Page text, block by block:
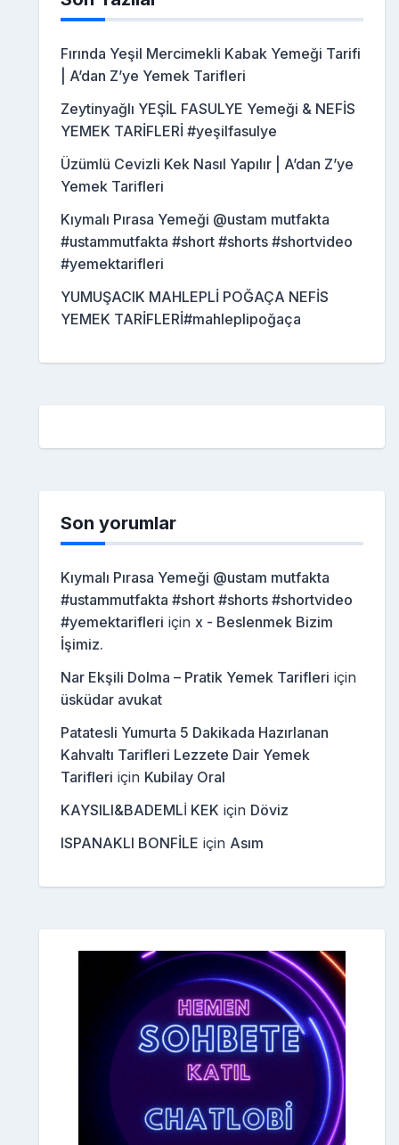
Fırında Yeşil Mercimekli Kabak Yemeği Tarifi
| A’dan Z’ye Yemek Tarifleri
Zeytinyağlı YEŞİL FASULYE Yemeği & NEFİS
YEMEK TARİFLERİ #yeşilfasulye
Üzümlü Cevizli Kek Nasıl Yapılır | A’dan Z’ye
Yemek Tarifleri
Kıymalı Pırasa Yemeği @ustam mutfakta
#ustammutfakta #short #shorts #shortvideo
#yemektarifleri
YUMUŞACIK MAHLEPLİ POĞAÇA NEFİS
YEMEK TARİFLERİ#mahleplipoğaça
Son yorumlar
Kıymalı Pırasa Yemeği @ustam mutfakta
#ustammutfakta #short #shorts #shortvideo
#yemektarifleri için x - Beslenmek Bizim
İşimiz.
Nar Ekşili Dolma – Pratik Yemek Tarifleri için
üsküdar avukat
Patatesli Yumurta 5 Dakikada Hazırlanan
Kahvaltı Tarifleri Lezzete Dair Yemek
Tarifleri için Kubilay Oral
KAYSILI&BADEMLİ KEK için Döviz
ISPANAKLI BONFİLE için Asım